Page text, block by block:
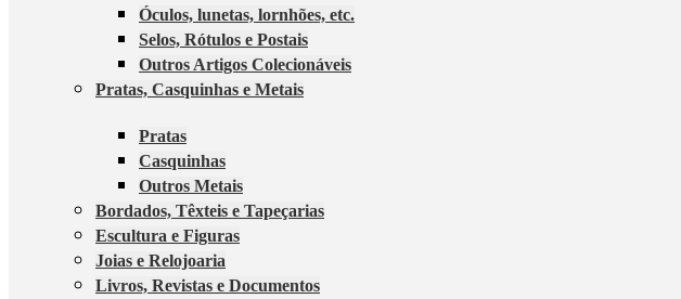
Óculos, lunetas, lornhões, etc.
Selos, Rótulos e Postais
Outros Artigos Colecionáveis
Pratas, Casquinhas e Metais
Pratas
Casquinhas
Outros Metais
Bordados, Têxteis e Tapeçarias
Escultura e Figuras
Joias e Relojoaria
Livros, Revistas e Documentos